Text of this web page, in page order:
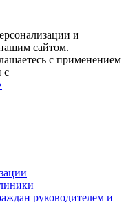
и
сайтом.
с применением
с
руководителем и